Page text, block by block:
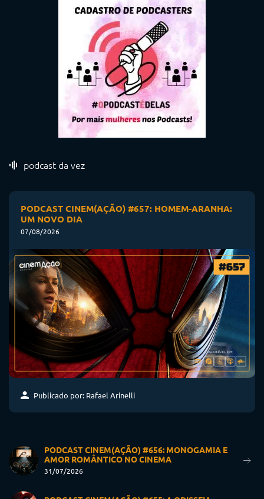
podcast da vez
PODCAST CINEM(AÇÃO) #657: HOMEM-ARANHA:
UM NOVO DIA
07/08/2026
Publicado por: Rafael Arinelli
PODCAST CINEM(AÇÃO) #656: MONOGAMIA E
AMOR ROMÂNTICO NO CINEMA
31/07/2026